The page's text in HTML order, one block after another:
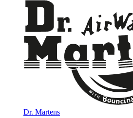
Dr. Martens